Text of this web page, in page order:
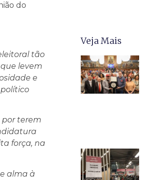
do
tão
levem
e
por terem
força, na
alma à
Veja Mais